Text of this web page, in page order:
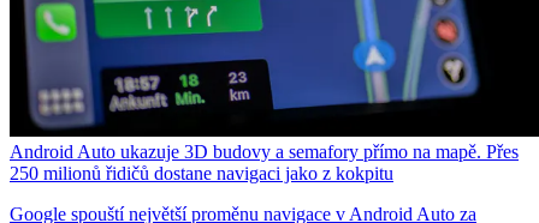
Android Auto ukazuje 3D budovy a semafory přímo na mapě. Přes
250 milionů řidičů dostane navigaci jako z kokpitu
Google spouští největší proměnu navigace v Android Auto za